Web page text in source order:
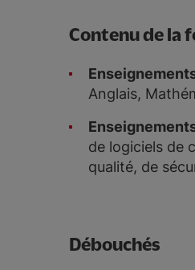
Contenu de la
Anglais,
de logiciels de
qualité, de
Débouchés